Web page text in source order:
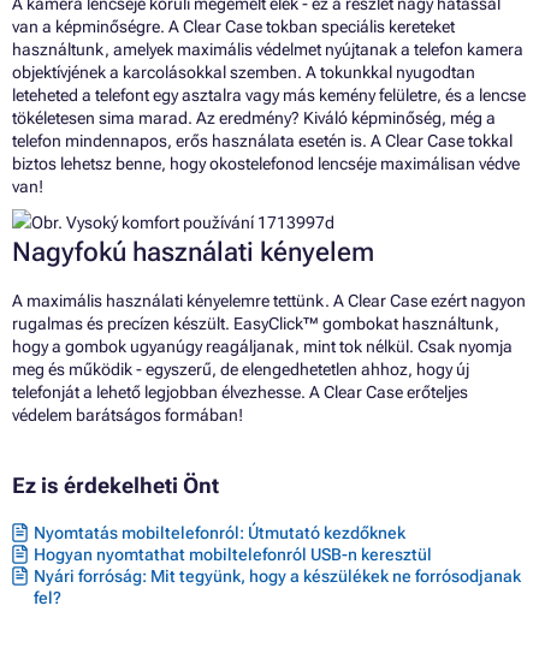
van a képminőségre. A Clear Case tokban speciális kereteket
használtunk, amelyek maximális védelmet nyújtanak a telefon kamera
objektívjének a karcolásokkal szemben. A tokunkkal nyugodtan
leteheted a telefont egy asztalra vagy más kemény felületre, és a lencse
tökéletesen sima marad. Az eredmény? Kiváló képminőség, még a
telefon mindennapos, erős használata esetén is. A Clear Case tokkal
biztos lehetsz benne, hogy okostelefonod lencséje maximálisan védve
van!
Nagyfokú használati kényelem
A maximális használati kényelemre tettünk. A Clear Case ezért nagyon
rugalmas és precízen készült. EasyClick™ gombokat használtunk,
hogy a gombok ugyanúgy reagáljanak, mint tok nélkül. Csak nyomja
meg és működik - egyszerű, de elengedhetetlen ahhoz, hogy új
telefonját a lehető legjobban élvezhesse. A Clear Case erőteljes
védelem barátságos formában!
Ez is érdekelheti Önt
Nyomtatás mobiltelefonról: Útmutató kezdőknek
Hogyan nyomtathat mobiltelefonról USB-n keresztül
Nyári forróság: Mit tegyünk, hogy a készülékek ne forrósodjanak
fel?